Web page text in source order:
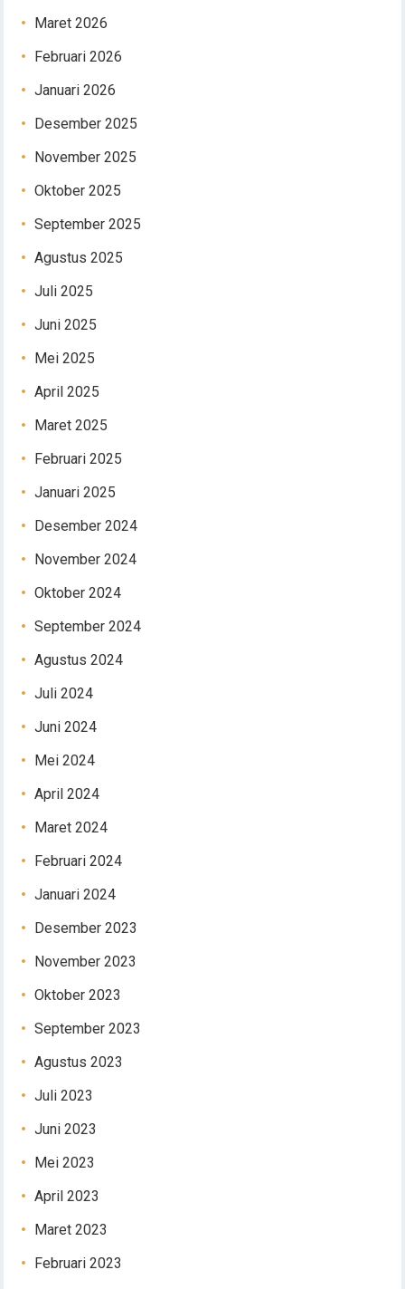
Maret 2026
Februari 2026
Januari 2026
Desember 2025
November 2025
Oktober 2025
September 2025
Agustus 2025
Juli 2025
Juni 2025
Mei 2025
April 2025
Maret 2025
Februari 2025
Januari 2025
Desember 2024
November 2024
Oktober 2024
September 2024
Agustus 2024
Juli 2024
Juni 2024
Mei 2024
April 2024
Maret 2024
Februari 2024
Januari 2024
Desember 2023
November 2023
Oktober 2023
September 2023
Agustus 2023
Juli 2023
Juni 2023
Mei 2023
April 2023
Maret 2023
Februari 2023